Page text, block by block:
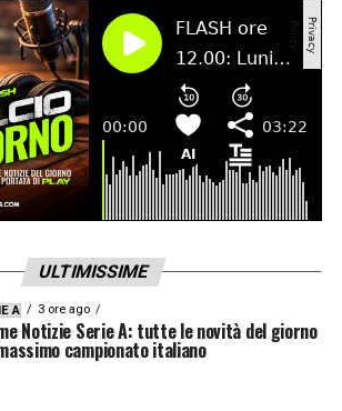
ULTIMISSIME
A 3 ore ago
Notizie Serie A: tutte le novità del giorno
campionato italiano